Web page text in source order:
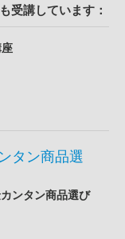
受講しています：
ンタン商品選び